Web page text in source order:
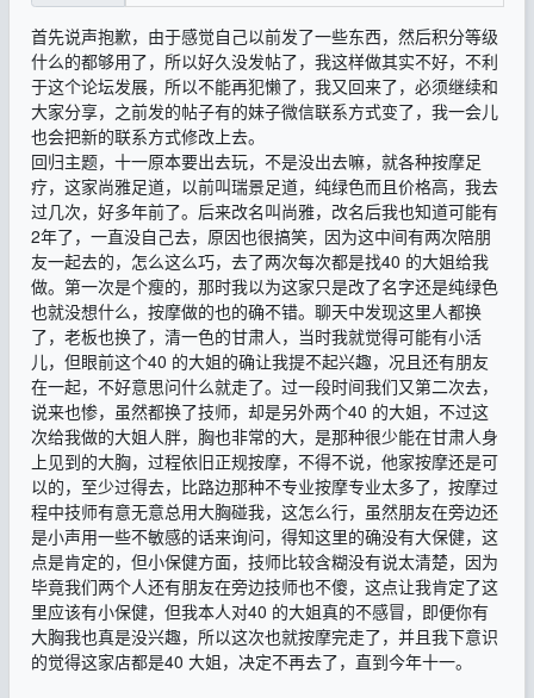
首先说声抱歉，由于感觉自己以前发了一些东西，然后积分等级
什么的都够用了，所以好久没发帖了，我这样做其实不好，不利
于这个论坛发展，所以不能再犯懒了，我又回来了，必须继续和
大家分享，之前发的帖子有的妹子微信联系方式变了，我一会儿
也会把新的联系方式修改上去。
回归主题，十一原本要出去玩，不是没出去嘛，就各种按摩足
疗，这家尚雅足道，以前叫瑞景足道，纯绿色而且价格高，我去
过几次，好多年前了。后来改名叫尚雅，改名后我也知道可能有
2年了，一直没自己去，原因也很搞笑，因为这中间有两次陪朋
友一起去的，怎么这么巧，去了两次每次都是找40 的大姐给我
做。第一次是个瘦的，那时我以为这家只是改了名字还是纯绿色
也就没想什么，按摩做的也的确不错。聊天中发现这里人都换
了，老板也换了，清一色的甘肃人，当时我就觉得可能有小活
儿，但眼前这个40 的大姐的确让我提不起兴趣，况且还有朋友
在一起，不好意思问什么就走了。过一段时间我们又第二次去，
说来也惨，虽然都换了技师，却是另外两个40 的大姐，不过这
次给我做的大姐人胖，胸也非常的大，是那种很少能在甘肃人身
上见到的大胸，过程依旧正规按摩，不得不说，他家按摩还是可
以的，至少过得去，比路边那种不专业按摩专业太多了，按摩过
程中技师有意无意总用大胸碰我，这怎么行，虽然朋友在旁边还
是小声用一些不敏感的话来询问，得知这里的确没有大保健，这
点是肯定的，但小保健方面，技师比较含糊没有说太清楚，因为
毕竟我们两个人还有朋友在旁边技师也不傻，这点让我肯定了这
里应该有小保健，但我本人对40 的大姐真的不感冒，即便你有
大胸我也真是没兴趣，所以这次也就按摩完走了，并且我下意识
的觉得这家店都是40 大姐，决定不再去了，直到今年十一。